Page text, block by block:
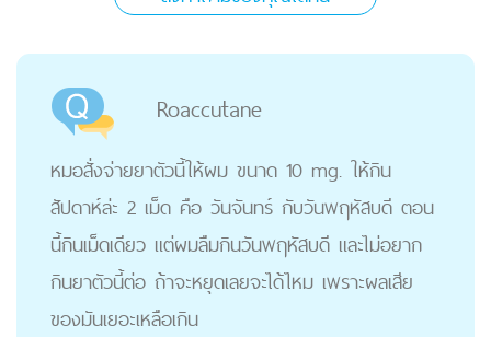
Roaccutane
หมอสั่งจ่ายยาตัวนี้ให้ผม ขนาด 10 mg. ให้กิน
สัปดาห์ล่ะ 2 เม็ด คือ วันจันทร์ กับวันพฤหัสบดี ตอน
นี้กินเม็ดเดียว แต่ผมลืมกินวันพฤหัสบดี และไม่อยาก
กินยาตัวนี้ต่อ ถ้าจะหยุดเลยจะได้ไหม เพราะผลเสีย
ของมันเยอะเหลือเกิน